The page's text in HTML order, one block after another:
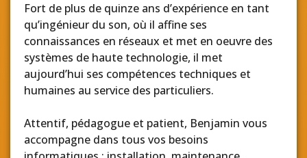
Fort de plus de quinze ans d’expérience en tant
qu’ingénieur du son, où il affine ses
connaissances en réseaux et met en oeuvre des
systèmes de haute technologie, il met
aujourd’hui ses compétences techniques et
humaines au service des particuliers.
Attentif, pédagogue et patient, Benjamin vous
accompagne dans tous vos besoins